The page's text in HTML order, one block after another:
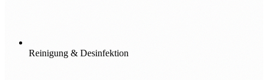
Reinigung & Desinfektion